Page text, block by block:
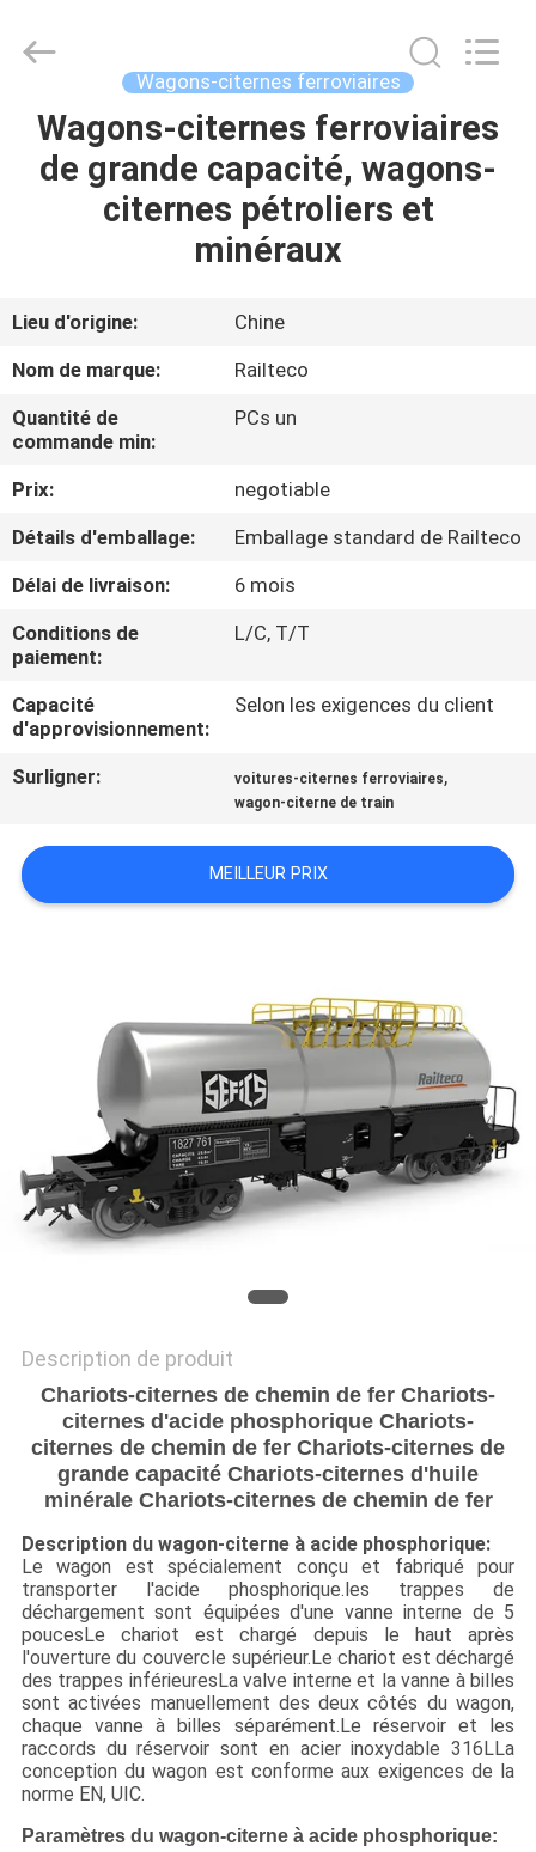
MAISON
PRODUITS
SUJET
DE
NOUS
VISITE
D'USINE
CONTRÔLE
DE
QUALITÉ
CONTACTEZ-
NOUS
NOUVELLES
PRIVACY
POLICY
Reserved.
Wagons-citernes ferroviaires
Wagons-citernes ferroviaires
de grande capacité, wagons-
citernes pétroliers et
minéraux
Lieu d'origine:
Chine
Nom de marque:
Railteco
Quantité de
commande min:
PCs un
Prix:
negotiable
Détails d'emballage:
Emballage standard de Railteco
Délai de livraison:
6 mois
Conditions de
paiement:
L/C, T/T
Capacité
d'approvisionnement:
Selon les exigences du client
Surligner: voitures-citernes ferroviaires,
wagon-citerne de train
MEILLEUR PRIX
Description de produit
Chariots-citernes de chemin de fer Chariots-
citernes d'acide phosphorique Chariots-
citernes de chemin de fer Chariots-citernes de
grande capacité Chariots-citernes d'huile
minérale Chariots-citernes de chemin de fer
Description du wagon-citerne à acide phosphorique:
Le wagon est spécialement conçu et fabriqué pour
transporter l'acide phosphorique.les trappes de
déchargement sont équipées d'une vanne interne de 5
poucesLe chariot est chargé depuis le haut après
l'ouverture du couvercle supérieur.Le chariot est déchargé
des trappes inférieuresLa valve interne et la vanne à billes
sont activées manuellement des deux côtés du wagon,
chaque vanne à billes séparément.Le réservoir et les
raccords du réservoir sont en acier inoxydable 316LLa
conception du wagon est conforme aux exigences de la
norme EN, UIC.
Paramètres du wagon-citerne à acide phosphorique: